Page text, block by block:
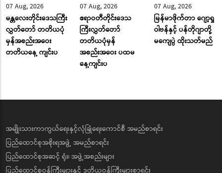
07 Aug, 2026
မန္တလေးတိုင်းဒေသကြီး
လွှတ်တော် တတိယပုံ
မှန်အစည်းအဝေး
တတိယနေ့ ကျင်းပ
07 Aug, 2026
ဧရာဝတီတိုင်းဒေသ
ကြီးလွှတ်တော်
တတိယပုံမှန်
အစည်းအဝေး ပထမ
နေ့ကျင်းပ
07 Aug, 2026
မြန်မာဖိုက်တာ ဂျော့ရှု
ဝါဗန်နှင့် ပန်တိုဂျာတို့
မကျေပွဲ ထိုးသတ်မည်
အမျိုးသားကာကွယ်ရေးနှင့်လုံခြုံရေးကောင်စီ အမည်စာရင်း
ပြည်ထောင်စုအစိုးရအဖွဲ့ အမည်စာရင်း
ပြည်ထောင်စုအဆင့် ရုံး၊ အဖွဲ့အစည်းများ
ပြည်ထောင်စုဝန်ကြီးများနှင့် ဒုတိယဝန်ကြီးများစာရင်း